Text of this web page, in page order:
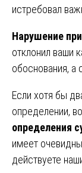
истребовал
Нарушение
отклонил ваши
обоснования, а
Если хотя бы
определении,
определения
имеет
действуете